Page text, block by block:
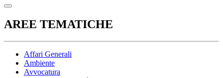
AREE TEMATICHE
Affari Generali
Ambiente
Avvocatura